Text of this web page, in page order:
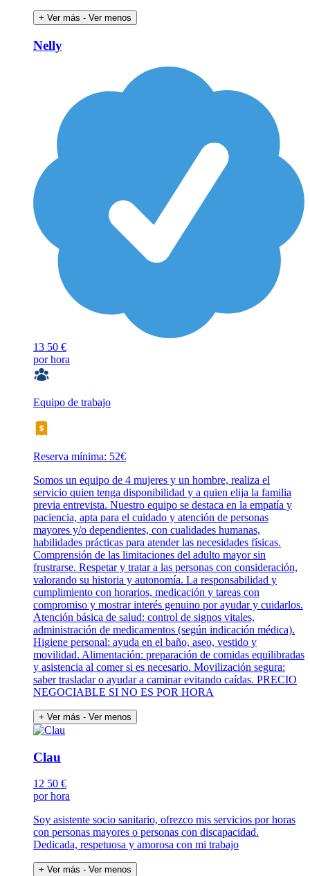
+ Ver más - Ver menos
Nelly
13 50 €
por hora
Equipo de trabajo
Reserva mínima: 52€
Somos un equipo de 4 mujeres y un hombre, realiza el
servicio quien tenga disponibilidad y a quien elija la familia
previa entrevista. Nuestro equipo se destaca en la empatía y
paciencia, apta para el cuidado y atención de personas
mayores y/o dependientes, con cualidades humanas,
habilidades prácticas para atender las necesidades físicas.
Comprensión de las limitaciones del adulto mayor sin
frustrarse. Respetar y tratar a las personas con consideración,
valorando su historia y autonomía. La responsabilidad y
cumplimiento con horarios, medicación y tareas con
compromiso y mostrar interés genuino por ayudar y cuidarlos.
Atención básica de salud: control de signos vitales,
administración de medicamentos (según indicación médica).
Higiene personal: ayuda en el baño, aseo, vestido y
movilidad. Alimentación: preparación de comidas equilibradas
y asistencia al comer si es necesario. Movilización segura:
saber trasladar o ayudar a caminar evitando caídas. PRECIO
NEGOCIABLE SI NO ES POR HORA
+ Ver más - Ver menos
Clau
12 50 €
por hora
Soy asistente socio sanitario, ofrezco mis servicios por horas
con personas mayores o personas con discapacidad.
Dedicada, respetuosa y amorosa con mi trabajo
+ Ver más - Ver menos